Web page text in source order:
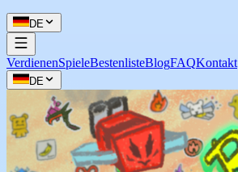
DE
VerdienenSpieleBestenlisteBlogFAQKontakt
DE